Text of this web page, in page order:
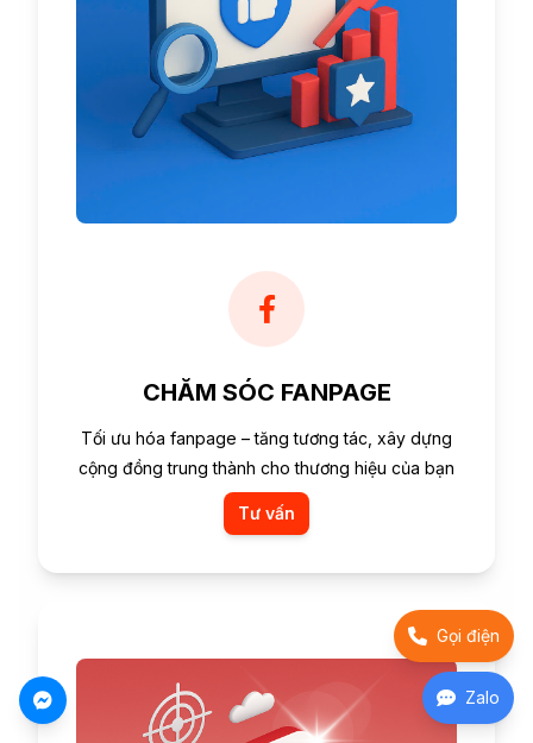
CHĂM SÓC FANPAGE
Tối ưu hóa fanpage – tăng tương tác, xây dựng
cộng đồng trung thành cho thương hiệu của bạn
Tư vấn
Gọi điện
Zalo